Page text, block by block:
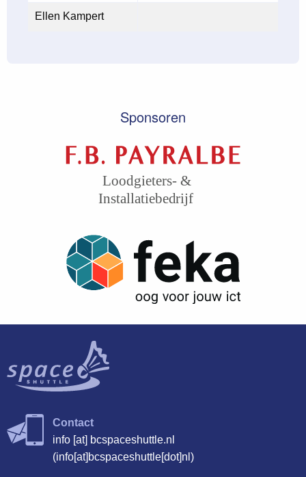
Ellen Kampert
Sponsoren
Contact
info [at] bcspaceshuttle.nl
(info[at]bcspaceshuttle[dot]nl)